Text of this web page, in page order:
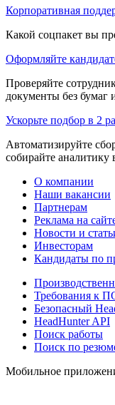
Корпоративная
Какой соцпакет вы
Оформляйте
Проверяйте
документы без бумаг
Ускорьте подбор в 2
Автоматизируйте
собирайте аналитику
О компании
Наши вакансии
Партнерам
Реклама на
Новости и
Инвесторам
Кандидаты по
Требования к
Безопасный
HeadHunter API
Поиск работы
Поиск по
Мобильное